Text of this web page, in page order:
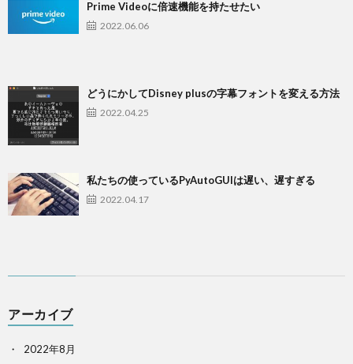
Prime Videoに倍速機能を持たせたい
2022.06.06
どうにかしてDisney plusの字幕フォントを変える方法
2022.04.25
私たちの使っているPyAutoGUIは遅い、遅すぎる
2022.04.17
アーカイブ
2022年8月